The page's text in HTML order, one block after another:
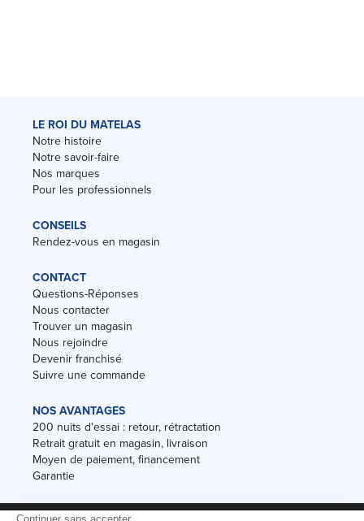
LE ROI DU MATELAS
Notre histoire
Notre savoir-faire
Nos marques
Pour les professionnels
CONSEILS
Rendez-vous en magasin
CONTACT
Questions-Réponses
Nous contacter
Trouver un magasin
Nous rejoindre
Devenir franchisé
Suivre une commande
NOS AVANTAGES
200 nuits d'essai : retour, rétractation
Retrait gratuit en magasin, livraison
Moyen de paiement, financement
Garantie